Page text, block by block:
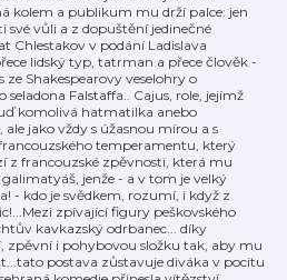
kolem a publikum mu drží palce: jen
své vůli a z dopuštění jedinečné
Chlestakov v podání Ladislava
lidský typ, tatrman a přece člověk -
Shakespearovy veselohry o
Falstaffa.. Cajus, role, jejímž
komolivá hatmatilka anebo
jako vždy s úžasnou mírou a s
temperamentu, který
z francouzské zpěvnosti, která mu
jenže - a v tom je velký
- kdo je svědkem, rozumí, i když z
zpívající figury peškovského
kavkazský odrbanec... díky
zpěvní i pohybovou složku tak, aby mu
postava zůstavuje diváka v pocitu